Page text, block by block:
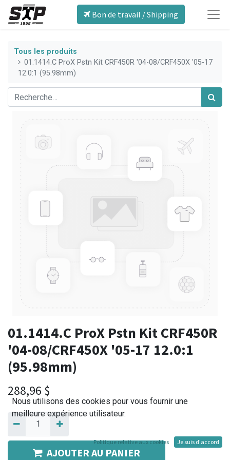
Bon de travail / Shipping
Tous les produits
01.1414.C ProX Pstn Kit CRF450R '04-08/CRF450X '05-17
12.0:1 (95.98mm)
01.1414.C ProX Pstn Kit CRF450R
'04-08/CRF450X '05-17 12.0:1
(95.98mm)
288,96 $
AJOUTER AU PANIER
Nous utilisons des cookies pour vous fournir une
meilleure expérience utilisateur.
Politique relative aux cookies Je suis d'accord